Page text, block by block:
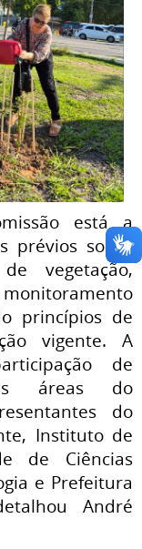
está a
prévios sobre
vegetação,
monitoramento
princípios de
vigente. A
de
áreas do
do
Instituto de
de Ciências
e Prefeitura
André